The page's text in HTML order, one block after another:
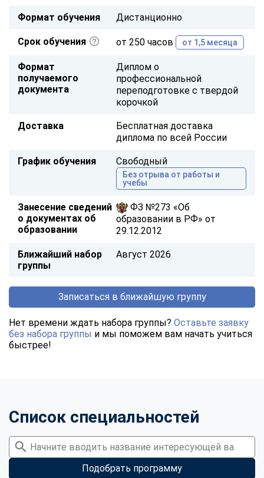
Формат обучения Дистанционно
Срок обучения от 250 часов от 1,5 месяца
Формат
получаемого
документа
Диплом о
профессиональной
переподготовке с твердой
корочкой
Доставка
Бесплатная доставка
диплома по всей России
График обучения Свободный
Без отрыва от работы и
учебы
Занесение сведений
о документах об
образовании
ФЗ №273 «Об
образовании в РФ» от
29.12.2012
Ближайший набор
группы
Август 2026
Записаться в ближайшую группу
Нет времени ждать набора группы? Оставьте заявку
без набора группы и мы поможем вам начать учиться
быстрее!
Список специальностей
Подобрать программу